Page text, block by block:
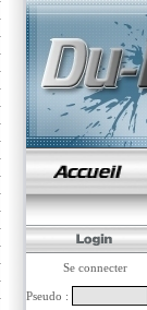
Se connecter
Pseudo :